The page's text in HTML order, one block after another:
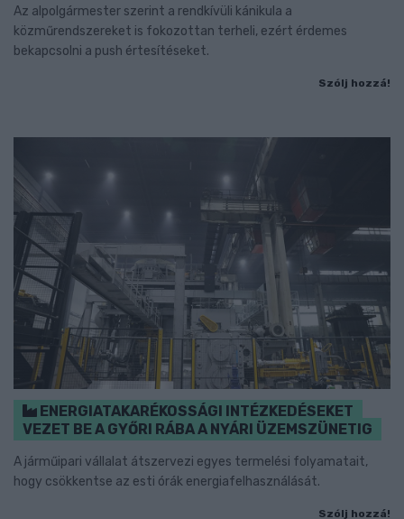
Az alpolgármester szerint a rendkívüli kánikula a
közműrendszereket is fokozottan terheli, ezért érdemes
bekapcsolni a push értesítéseket.
Szólj hozzá!
ENERGIATAKARÉKOSSÁGI INTÉZKEDÉSEKET
VEZET BE A GYŐRI RÁBA A NYÁRI ÜZEMSZÜNETIG
A járműipari vállalat átszervezi egyes termelési folyamatait,
hogy csökkentse az esti órák energiafelhasználását.
Szólj hozzá!